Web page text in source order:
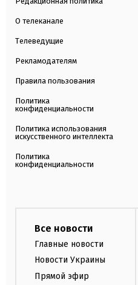
О телеканале
Телеведущие
Рекламодателям
Правила пользования
Политика
конфиденциальности
Политика использования
искусственного интеллекта
Политика
конфиденциальности
Все новости
Главные новости
Новости Украины
Прямой эфир